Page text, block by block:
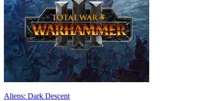
Aliens: Dark Descent